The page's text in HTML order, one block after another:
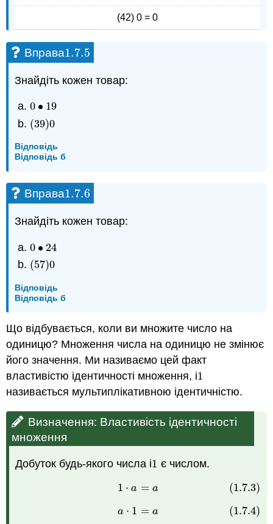
(42) 0 = 0
Вправа1.7.5
1.7.5
Знайдіть кожен товар:
0 ∙ 19
0 •19
(39)0
(39)0
Відповідь
Відповідь б
Вправа1.7.6
1.7.6
Знайдіть кожен товар:
0 ∙ 24
0 •24
(57)0
(57)0
Відповідь
Відповідь б
Що відбувається, коли ви множите число на
одиницю? Множення числа на одиницю не змінює
його значення. Ми називаємо цей факт
властивістю ідентичності множення, і1
1
називається мультиплікативною ідентичністю.
Визначення: Властивість ідентичності
множення
Добуток будь-якого числа і1
1 є числом.
1 ⋅ a = a (1.7.3)
(1.7.3) 1⋅ a=
a ⋅ 1 = a (1.7.4)
(1.7.4) a⋅ 1=